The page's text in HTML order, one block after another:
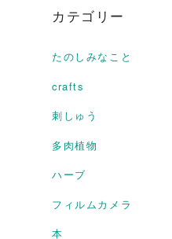
カテゴリー
たのしみなこと
crafts
刺しゅう
多肉植物
ハーブ
フィルムカメラ
本